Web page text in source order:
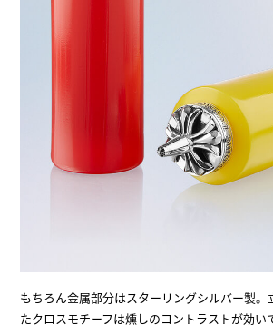
もちろん金属部分はスターリングシルバー製。
たクロスモチーフは燻しのコントラストが効い